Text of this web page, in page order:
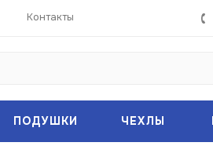
Контакты
ПОДУШКИ ЧЕХЛЫ